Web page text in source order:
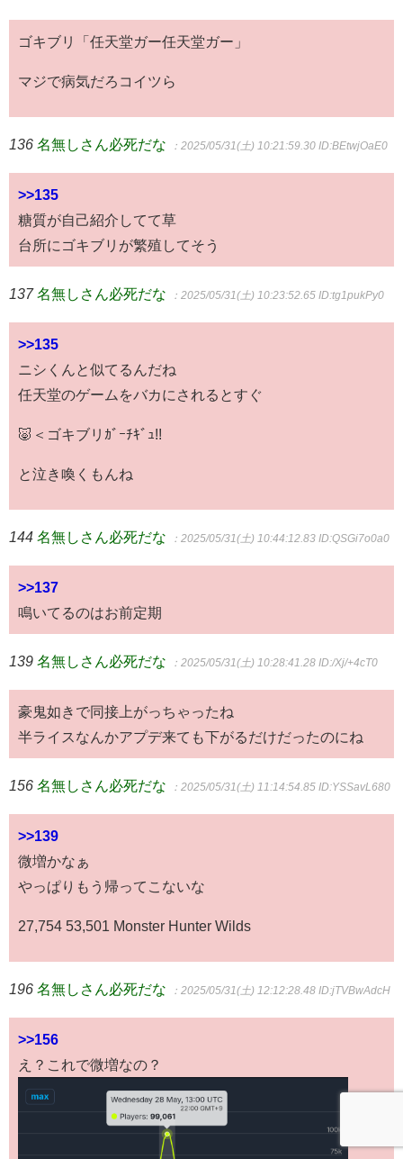
ゴキブリ「任天堂ガー任天堂ガー」
マジで病気だろコイツら
136 名無しさん必死だな ：2025/05/31(土) 10:21:59.30 ID:BEtwjOaE0
>>135
糖質が自己紹介してて草
台所にゴキブリが繁殖してそう
137 名無しさん必死だな ：2025/05/31(土) 10:23:52.65 ID:tg1pukPy0
>>135
ニシくんと似てるんだね
任天堂のゲームをバカにされるとすぐ
🐷＜ゴキブリｶﾞｰﾁｷﾞｭ!!
と泣き喚くもんね
144 名無しさん必死だな ：2025/05/31(土) 10:44:12.83 ID:QSGi7o0a0
>>137
鳴いてるのはお前定期
139 名無しさん必死だな ：2025/05/31(土) 10:28:41.28 ID:/Xj/+4cT0
豪鬼如きで同接上がっちゃったね
半ライスなんかアプデ来ても下がるだけだったのにね
156 名無しさん必死だな ：2025/05/31(土) 11:14:54.85 ID:YSSavL680
>>139
微増かなぁ
やっぱりもう帰ってこないな
27,754 53,501 Monster Hunter Wilds
196 名無しさん必死だな ：2025/05/31(土) 12:12:28.48 ID:jTVBwAdcH
>>156
え？これで微増なの？